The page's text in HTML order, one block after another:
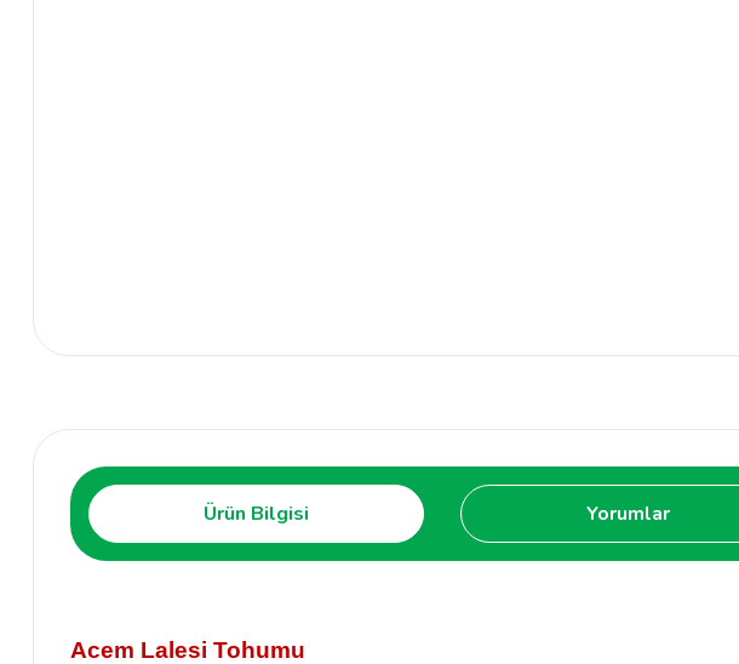
Ürün Bilgisi Yorumlar
Acem Lalesi Tohumu